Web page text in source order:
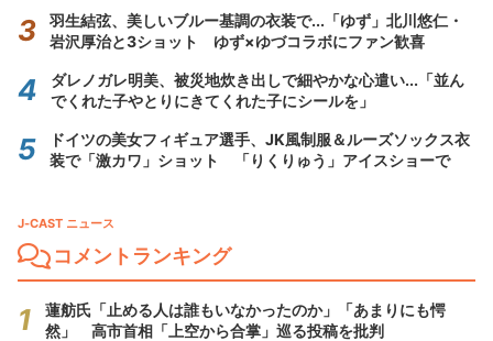
羽生結弦、美しいブルー基調の衣装で...「ゆず」北川悠仁・
岩沢厚治と3ショット ゆず×ゆづコラボにファン歓喜
ダレノガレ明美、被災地炊き出しで細やかな心遣い...「並ん
でくれた子やとりにきてくれた子にシールを」
ドイツの美女フィギュア選手、JK風制服＆ルーズソックス衣
装で「激カワ」ショット 「りくりゅう」アイスショーで
J-CAST ニュース
コメントランキング
蓮舫氏「止める人は誰もいなかったのか」「あまりにも愕
然」 高市首相「上空から合掌」巡る投稿を批判